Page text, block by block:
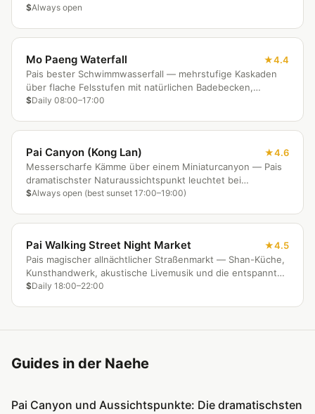
Reisfeldern, Pais malerischster und ruhigster
$Always open
Mo Paeng Waterfall
4.4
Pais bester Schwimmwasserfall — mehrstufige Kaskaden
über flache Felsstufen mit natürlichen Badebecken,
erreichbar über eine malerische Motorradfahrt durch
$Daily 08:00–17:00
Pai Canyon (Kong Lan)
4.6
Messerscharfe Kämme über einem Miniaturcanyon — Pais
dramatischster Naturaussichtspunkt leuchtet bei
Sonnenuntergang spektakulär bernsteinfarben, 8 km
$Always open (best sunset 17:00–19:00)
Pai Walking Street Night Market
4.5
Pais magischer allnächtlicher Straßenmarkt — Shan-Küche,
Kunsthandwerk, akustische Livemusik und die entspannte
Bergstadtatmosphäre, die Pai berühmt gemacht hat.
$Daily 18:00–22:00
Guides in der Naehe
Pai Canyon und Aussichtspunkte: Die dramatischsten